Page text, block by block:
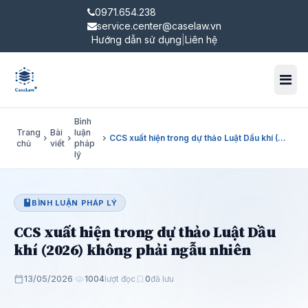
0971.654.238
service.center@caselaw.vn
Hướng dẫn sử dụng Liên hệ
Trang
chủ
chevron_right
Bài
viết chevron_right
Bình
luận
pháp
lý
chevron_right CCS xuất hiện trong dự thảo Luật Dầu khí (2026) không phải ngẫu nhiên
book BÌNH LUẬN PHÁP LÝ
CCS xuất hiện trong dự thảo Luật Dầu
khí (2026) không phải ngẫu nhiên
calendar_today13/05/2026 visibility1004lượt đọc bookmark 0đã lưu